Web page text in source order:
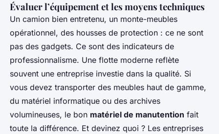
Évaluer l’équipement et les moyens techniques
Un camion bien entretenu, un monte-meubles
opérationnel, des housses de protection : ce ne sont
pas des gadgets. Ce sont des indicateurs de
professionnalisme. Une flotte moderne reflète
souvent une entreprise investie dans la qualité. Si
vous devez transporter des meubles haut de gamme,
du matériel informatique ou des archives
volumineuses, le bon matériel de manutention fait
toute la différence. Et devinez quoi ? Les entreprises